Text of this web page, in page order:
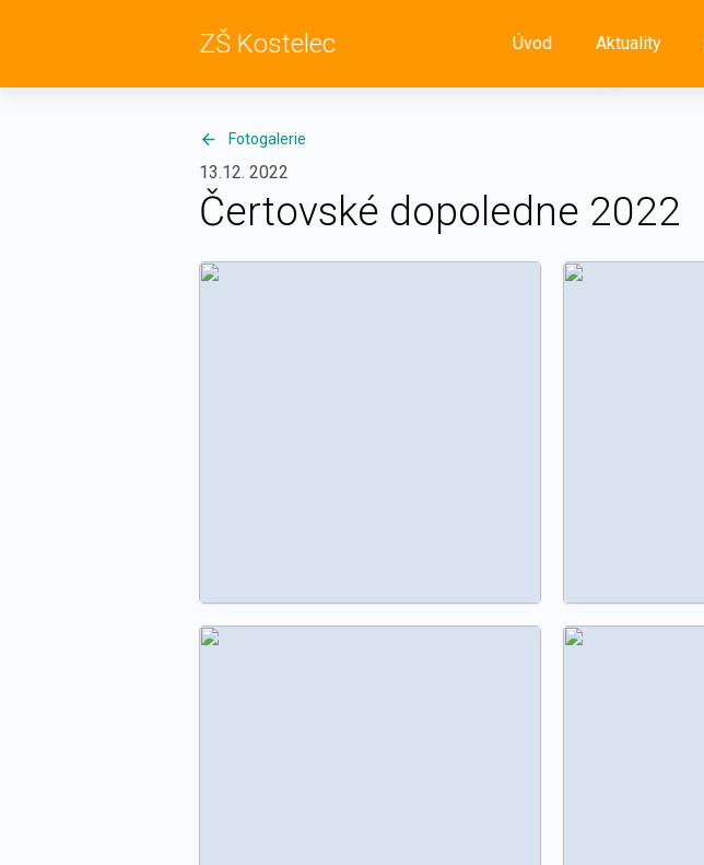
ZŠ Kostelec Úvod Aktuality
Fotogalerie
13.12. 2022
Čertovské dopoledne 2022